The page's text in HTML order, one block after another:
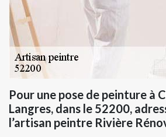
Pour une pose de peinture à
Langres, dans le 52200,
l’artisan peintre Rivière